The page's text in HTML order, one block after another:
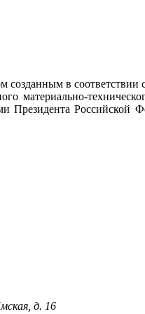
в соответствии
материально-
Президента Российской
д. 16